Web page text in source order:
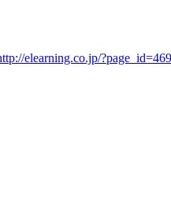
elearning.co.jp/